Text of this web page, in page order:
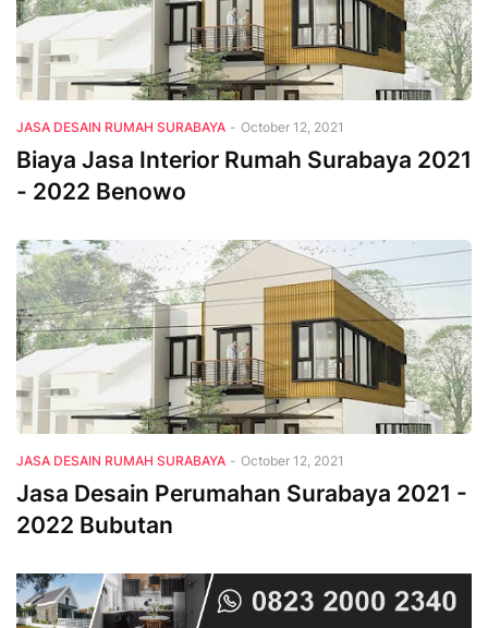
JASA DESAIN RUMAH SURABAYA - October 12, 2021
Biaya Jasa Interior Rumah Surabaya 2021
- 2022 Benowo
JASA DESAIN RUMAH SURABAYA - October 12, 2021
Jasa Desain Perumahan Surabaya 2021 -
2022 Bubutan